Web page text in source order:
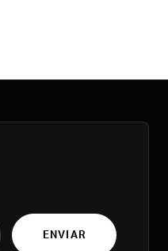
ENVIAR